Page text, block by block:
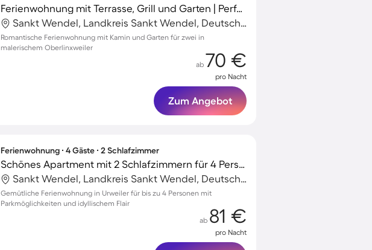
Ferienwohnung mit Terrasse, Grill und Garten | Perfekt für die Arbeit von Zuhause
Sankt Wendel, Landkreis Sankt Wendel, Deutschland
Romantische Ferienwohnung mit Kamin und Garten für zwei in
malerischem Oberlinxweiler
ab 70 €
pro Nacht
Zum Angebot
Ferienwohnung ∙ 4 Gäste ∙ 2 Schlafzimmer
Schönes Apartment mit 2 Schlafzimmern für 4 Personen
Sankt Wendel, Landkreis Sankt Wendel, Deutschland
Gemütliche Ferienwohnung in Urweiler für bis zu 4 Personen mit
Parkmöglichkeiten und idyllischem Flair
ab 81 €
pro Nacht